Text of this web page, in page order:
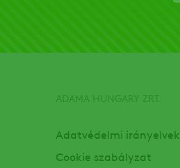
Adatvédelmi irányelvek
Cookie szabályzat